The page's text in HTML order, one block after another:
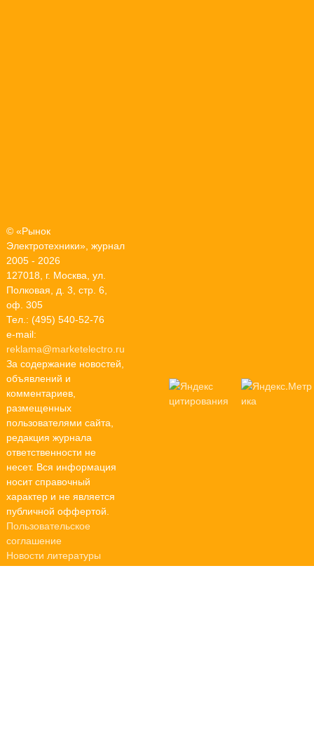
© «Рынок
Электротехники», журнал
2005 - 2026
127018, г. Москва, ул.
Полковая, д. 3, стр. 6,
оф. 305
Тел.: (495) 540-52-76
e-mail:
reklama@marketelectro.ru
За содержание новостей,
объявлений и
комментариев,
размещенных
пользователями сайта,
редакция журнала
ответственности не
несет. Вся информация
носит справочный
характер и не является
публичной оффертой.
Пользовательское
соглашение
Новости литературы